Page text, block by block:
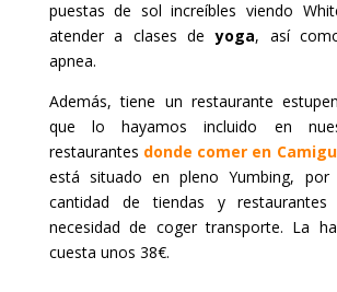
puestas de sol increíbles viendo
atender a clases deyoga, así
apnea.
Además, tiene un restaurante
que lo hayamos incluido en
restaurantes donde comer en
está situado en pleno Yumbing,
cantidad de tiendas y
necesidad de coger transporte. La
cuesta unos 38€.